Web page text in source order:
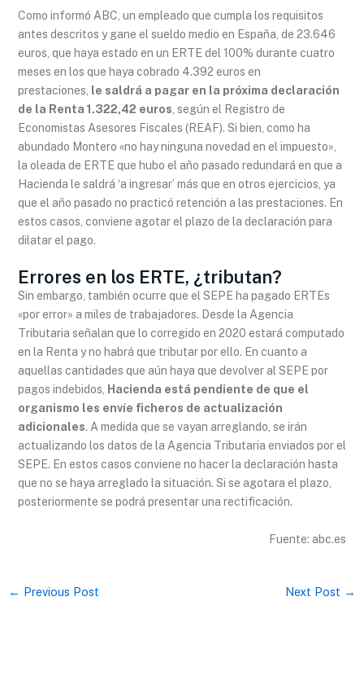
Como informó ABC, un empleado que cumpla los requisitos
antes descritos y gane el sueldo medio en España, de 23.646
euros, que haya estado en un ERTE del 100% durante cuatro
meses en los que haya cobrado 4.392 euros en
prestaciones,
le saldrá a pagar en la próxima declaración
de la Renta 1.322,42 euros , según el Registro de
Economistas Asesores Fiscales (REAF). Si bien, como ha
abundado Montero «no hay ninguna novedad en el impuesto»,
la oleada de ERTE que hubo el año pasado redundará en que a
Hacienda le saldrá ‘a ingresar’ más que en otros ejercicios, ya
que el año pasado no practicó retención a las prestaciones. En
estos casos, conviene agotar el plazo de la declaración para
dilatar el pago.
Errores en los ERTE, ¿tributan?
Sin embargo, también ocurre que el SEPE ha pagado ERTEs
«por error» a miles de trabajadores. Desde la Agencia
Tributaria señalan que lo corregido en 2020 estará computado
en la Renta y no habrá que tributar por ello. En cuanto a
aquellas cantidades que aún haya que devolver al SEPE por
pagos indebidos, Hacienda está pendiente de que el
organismo les envíe ficheros de actualización
adicionales. A medida que se vayan arreglando, se irán
actualizando los datos de la Agencia Tributaria enviados por el
SEPE. En estos casos conviene no hacer la declaración hasta
que no se haya arreglado la situación. Si se agotara el plazo,
posteriormente se podrá presentar una rectificación.
Fuente: abc.es
← Previous Post Next Post →